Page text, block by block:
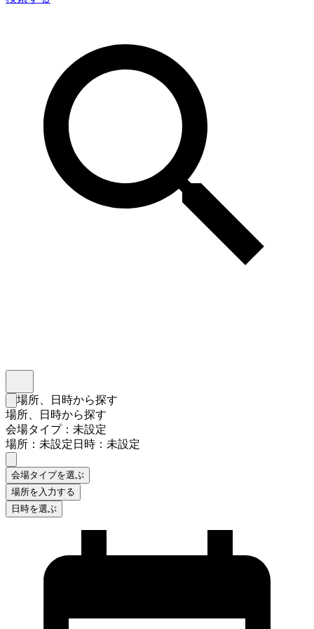
検索フォームを閉じる
場所、日時から探す
場所、日時から探す
会場タイプ：未設定
場所：未設定日時：未設定
会場タイプを選ぶ
場所を入力する
日時を選ぶ